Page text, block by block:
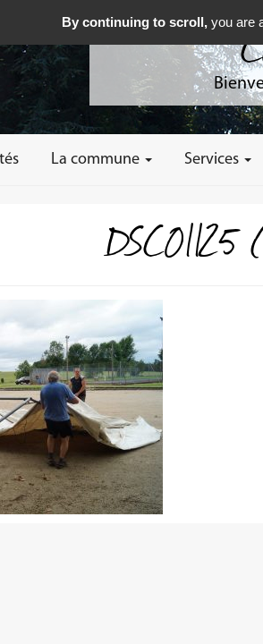
La commune Services
DSC01125
By continuing to scroll, you are